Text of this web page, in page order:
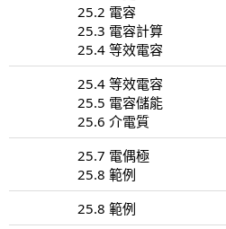
25.2 電容
25.3 電容計算
25.4 等效電容
25.4 等效電容
25.5 電容儲能
25.6 介電質
25.7 電偶極
25.8 範例
25.8 範例